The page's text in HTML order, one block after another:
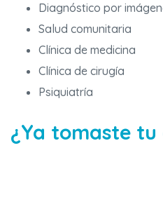
Diagnóstico por
Salud comunitaria
Clínica de medicina
Clínica de cirugía
Psiquiatría
¿Ya tomaste tu